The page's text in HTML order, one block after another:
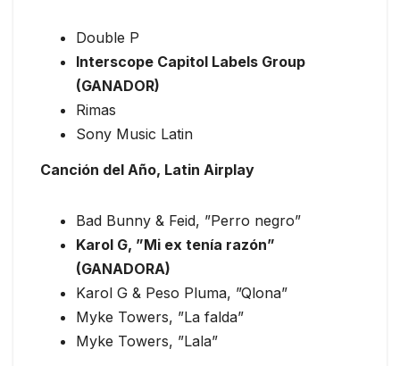
Double P
Interscope Capitol Labels Group
(GANADOR)
Rimas
Sony Music Latin
Canción del Año, Latin Airplay
Bad Bunny & Feid, ”Perro negro”
Karol G, ”Mi ex tenía razón”
(GANADORA)
Karol G & Peso Pluma, ”Qlona”
Myke Towers, ”La falda”
Myke Towers, ”Lala”